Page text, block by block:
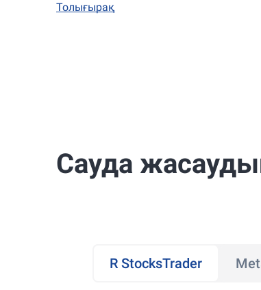
Толығырақ
Сауда
R StocksTrader